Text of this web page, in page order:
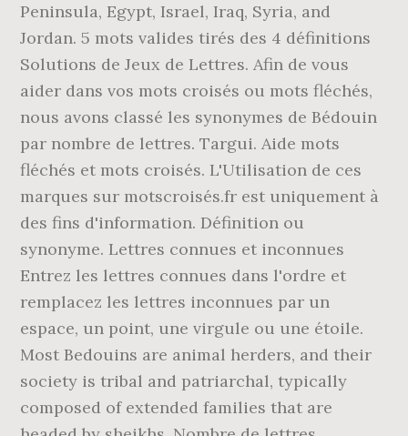
Peninsula, Egypt, Israel, Iraq, Syria, and
Jordan. 5 mots valides tirés des 4 définitions
Solutions de Jeux de Lettres. Afin de vous
aider dans vos mots croisés ou mots fléchés,
nous avons classé les synonymes de Bédouin
par nombre de lettres. Targui. Aide mots
fléchés et mots croisés. L'Utilisation de ces
marques sur motscroisés.fr est uniquement à
des fins d'information. Définition ou
synonyme. Lettres connues et inconnues
Entrez les lettres connues dans l'ordre et
remplacez les lettres inconnues par un
espace, un point, une virgule ou une étoile.
Most Bedouins are animal herders, and their
society is tribal and patriarchal, typically
composed of extended families that are